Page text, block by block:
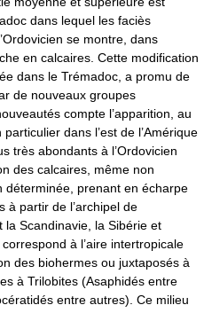
dans lequel les faciès
se montre, dans
en calcaires. Cette modification
dans le Trémadoc, a promu de
de nouveaux groupes
compte l’apparition, au
dans l’est de l’Amérique
très abondants à l’Ordovicien
des calcaires, même non
déterminée, prenant en écharpe
à partir de l’archipel de
la Scandinavie, la Sibérie et
à l’aire intertropicale
des biohermes ou juxtaposés à
à Trilobites (Asaphidés entre
entre autres). Ce milieu